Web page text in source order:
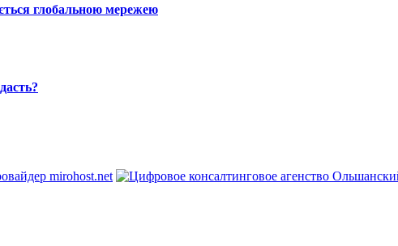
глобальною мережею